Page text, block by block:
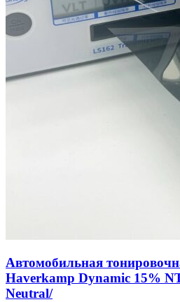
Автомобильная
Haverkamp Dynamiс 15%
Neutral/